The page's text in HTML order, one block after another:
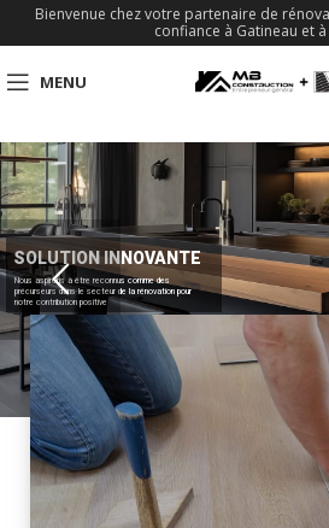
Bienvenue chez votre partenaire de
confiance à Gatineau et
MENU
SOLUTION INNOVANTE
Nous aspirons à être reconnus comme des
précurseurs dans le secteur de la rénovation pour
notre contribution positive